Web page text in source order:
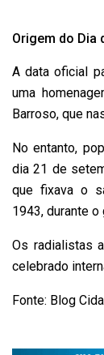
Origem do Dia
A data oficial
uma
Barroso, que
No entanto,
dia 21 de
que fixava o
1943, durante o
Os radialistas
celebrado
Fonte: Blog